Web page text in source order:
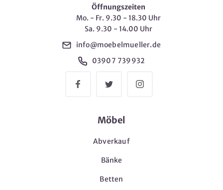
Öffnungszeiten
Mo. - Fr. 9.30 - 18.30 Uhr
Sa. 9.30 - 14.00 Uhr
info@moebelmueller.de
03907 739932
Möbel
Abverkauf
Bänke
Betten